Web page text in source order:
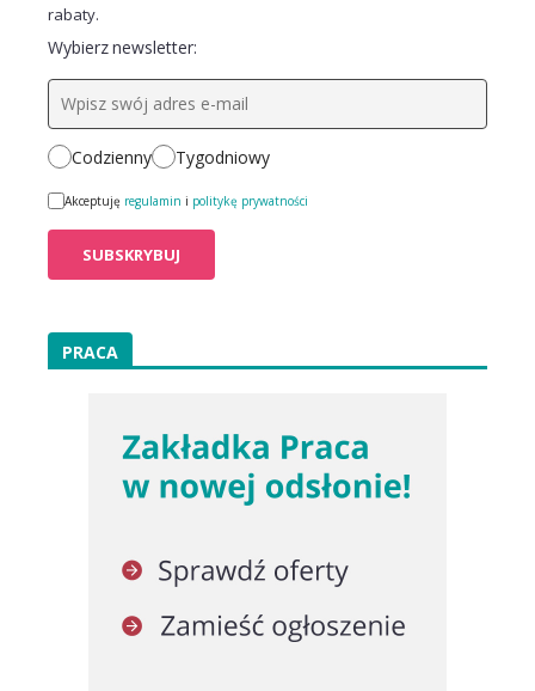
rabaty.
Wybierz newsletter:
Codzienny Tygodniowy
Akceptuję regulamin i politykę prywatności
PRACA